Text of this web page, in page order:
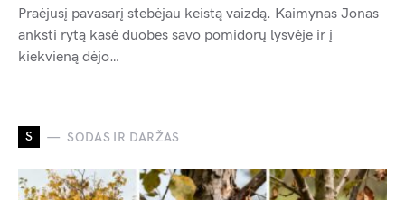
Praėjusį pavasarį stebėjau keistą vaizdą. Kaimynas Jonas
anksti rytą kasė duobes savo pomidorų lysvėje ir į
kiekvieną dėjo…
S SODAS IR DARŽAS